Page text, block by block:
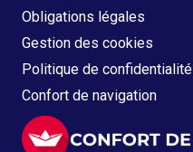
Obligations légales
Gestion des cookies
Politique de confidentialité
Confort de navigation